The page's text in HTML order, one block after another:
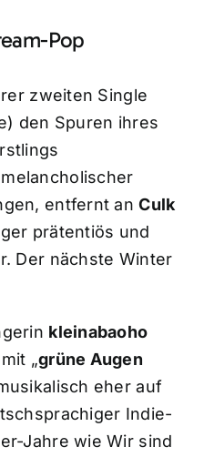
Pop
zweiten Single
den Spuren ihres
entfernt anCulk
prätentiös und
Der nächste Winter
kleinabaoho
„grüne Augen
eher auf
Indie-
Jahre wie Wir sind